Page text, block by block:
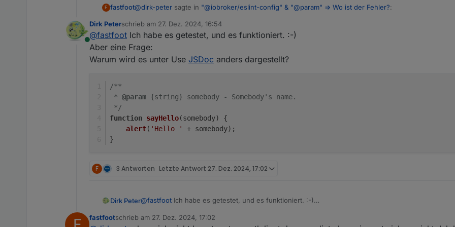
. . . .
F fastfoot@dirk-peter sagte in "@iobroker/eslint-config" & "@param" => Wo ist der Fehler?:
@param {string|number} time1 -
Online
Dirk Peterschrieb am 27. Dez. 2024, 16:54
zuletzt editiert von
@fastfoot Ich habe es getestet, und es funktioniert. :-)
Aber eine Frage:
Warum wird es unter Use JSDoc anders dargestellt?
/**
* @param {string} somebody - Somebody's name.
*/
function sayHello(somebody) {
alert( 'Hello '
+ somebody);
}
F 3 Antworten Letzte Antwort 27. Dez. 2024, 17:02
Dirk Peter@fastfoot
Ich habe es getestet, und es funktioniert. :-)
Warum wird es unter Use
/**
fastfootschrieb am 27. Dez. 2024, 17:02
zuletzt editiert von